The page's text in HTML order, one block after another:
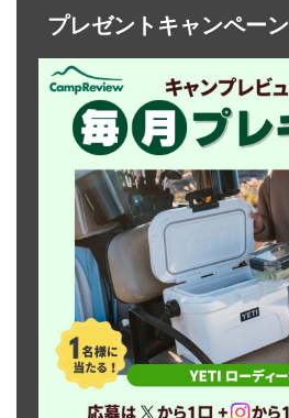
プレゼントキャンペーン